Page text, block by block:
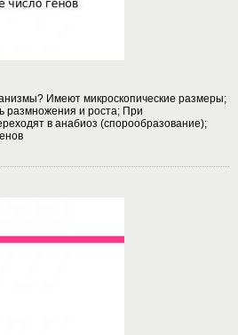
Имеют микроскопические размеры;
размножения и роста; При
в анабиоз (спорообразование);